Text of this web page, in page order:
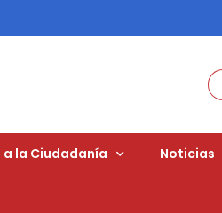
la Ciudadanía Noticias